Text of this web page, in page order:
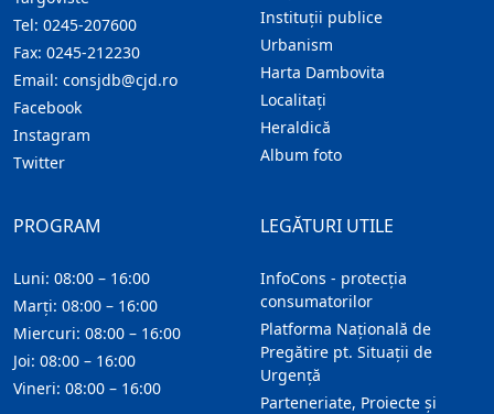
Tel: 0245-207600
Fax: 0245-212230
Email: consjdb@cjd.ro
Facebook
Instagram
Twitter
Instituţii publice
Urbanism
Harta Dambovita
Localitaţi
Heraldică
Album foto
LEGĂTURI UTILE
InfoCons - protecția
consumatorilor
Platforma Națională de
Pregătire pt. Situații de
Urgență
Parteneriate, Proiecte și
PROGRAM
Luni: 08:00 – 16:00
Marți: 08:00 – 16:00
Miercuri: 08:00 – 16:00
Joi: 08:00 – 16:00
Vineri: 08:00 – 16:00